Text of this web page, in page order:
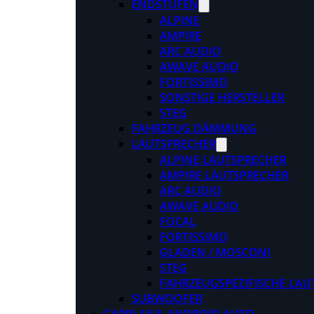
ENDSTUFEN
ALPINE
AMPIRE
ARC AUDIO
AWAVE AUDIO
FORTISSIMO
SONSTIGE HERSTELLER
STEG
FAHRZEUG DÄMMUNG
LAUTSPRECHER
ALPINE LAUTSPRECHER
AMPIRE LAUTSPRECHER
ARC AUDIO
AWAVE AUDIO
FOCAL
FORTISSIMO
GLADEN / MOSCONI
STEG
FAHRZEUGSPEZIFISCHE
SUBWOOFER